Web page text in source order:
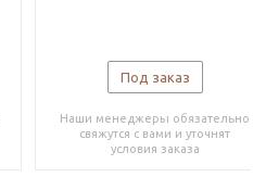
Под заказ
Наши менеджеры обязательно
свяжутся с вами и уточнят
условия заказа